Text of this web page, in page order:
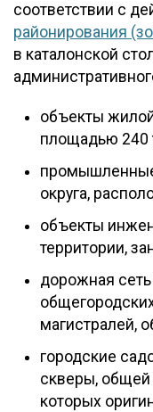
соответствии с
районирования
в каталонской
объекты
площадью 240
округа,
объекты
территории,
дорожная сеть
магистралей,
городские
скверы,
которых